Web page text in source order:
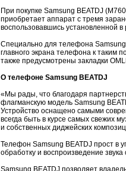
При покупке Samsung BEATDJ
приобретает аппарат с тремя
воспользовавшись установленной
Специально для телефона
главного экрана телефона к таким
также предусмотрены закладки
О телефоне Samsung BEATDJ
«Мы рады, что благодаря
флагманскую модель Samsung
Устройство оснащено самыми
всегда быть в курсе самых свежих
и собственных диджейских
Телефон Samsung BEATDJ прост в
обработку и воспроизведение
Samsung BEATDJ позволяет